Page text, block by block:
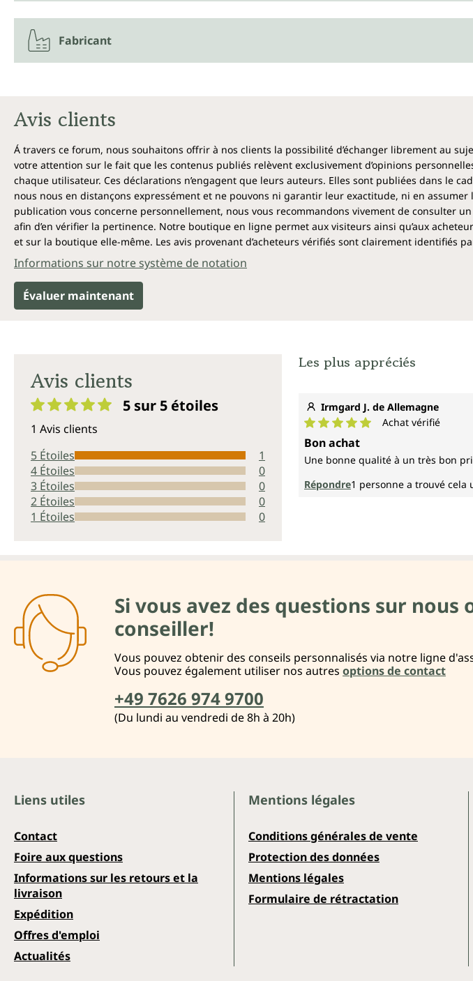
Fabricant
Avis clients
Á travers ce forum, nous souhaitons offrir à nos clients la possibilité d’échanger librement au
votre attention sur le fait que les contenus publiés relèvent exclusivement d’opinions
chaque utilisateur. Ces déclarations n’engagent que leurs auteurs. Elles sont publiées dans le
nous nous en distançons expressément et ne pouvons ni garantir leur exactitude, ni en assumer
publication vous concerne personnellement, nous vous recommandons vivement de consulter
afin d’en vérifier la pertinence. Notre boutique en ligne permet aux visiteurs ainsi qu’aux
et sur la boutique elle-même. Les avis provenant d’acheteurs vérifiés sont clairement identifiés
Informations sur notre système de notation
Évaluer maintenant
Avis clients
5 sur 5 étoiles
1 Avis clients
5 Étoiles
1
4 Étoiles
0
3 Étoiles
0
2 Étoiles
0
1 Étoiles
0
Les plus appréciés
Irmgard J. de Allemagne
Note moyenne de 5 sur 5 étoiles
Achat vérifié
Bon achat
Une bonne qualité à un très bon
Répondre1 personne a trouvé cela
Si vous avez des questions sur
conseiller!
Vous pouvez obtenir des conseils personnalisés via notre ligne
Vous pouvez également utiliser nos autres options de contact
+49 7626 974 9700
(Du lundi au vendredi de 8h à 20h)
Liens utiles
Contact
Foire aux questions
Informations sur les retours et la
livraison
Expédition
Offres d'emploi
Actualités
Mentions légales
Conditions générales de vente
Protection des données
Mentions légales
Formulaire de rétractation